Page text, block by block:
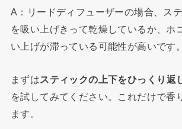
A：リードディフューザーの場合、ス
を吸い上げきって乾燥しているか、ホ
い上げが滞っている可能性が高いです。
まずはスティックの上下をひっくり返
を試してみてください。これだけで香
ます。